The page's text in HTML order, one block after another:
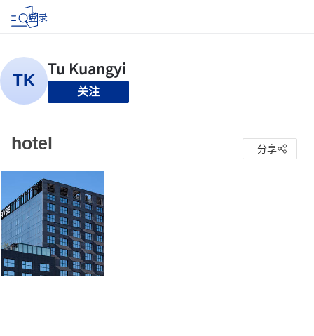
登录
关注
hotel 分享